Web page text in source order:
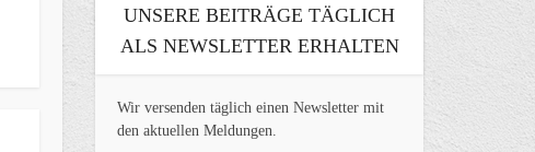
UNSERE BEITRÄGE TÄGLICH
ALS NEWSLETTER ERHALTEN
Wir versenden täglich einen Newsletter mit
den aktuellen Meldungen.